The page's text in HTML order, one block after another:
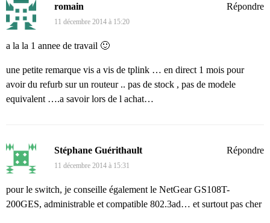
romain
11 décembre 2014 à 15:20
a la la 1 annee de travail 🙂
une petite remarque vis a vis de tplink … en direct 1 mois pour
avoir du refurb sur un routeur .. pas de stock , pas de modele
equivalent ….a savoir lors de l achat…
Répondre
Stéphane Guérithault
11 décembre 2014 à 15:31
pour le switch, je conseille également le NetGear GS108T-
200GES, administrable et compatible 802.3ad… et surtout pas cher
Répondre